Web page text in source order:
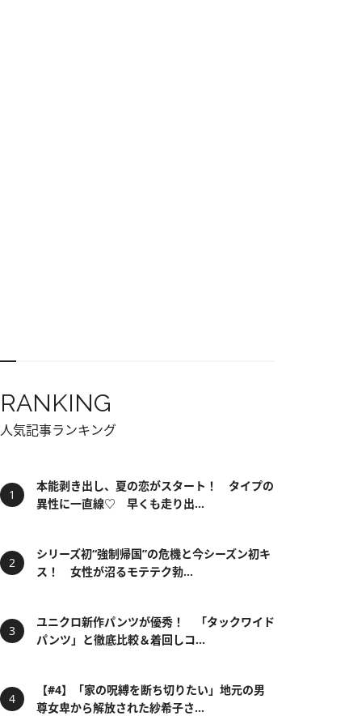
RANKING
人気記事ランキング
本能剥き出し、夏の恋がスタート！ タイプの
異性に一直線♡ 早くも走り出...
シリーズ初“強制帰国”の危機と今シーズン初キ
ス！ 女性が沼るモテテク勃...
ユニクロ新作パンツが優秀！ 「タックワイド
パンツ」と徹底比較＆着回しコ...
【#4】「家の呪縛を断ち切りたい」地元の男
尊女卑から解放された紗希子さ...